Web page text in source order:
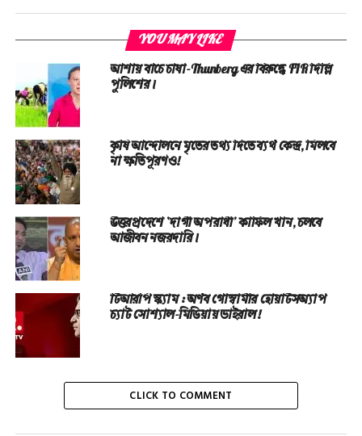
YOU MAY LIKE
আশায় বাঁচে চাষা-Thunberg এর বিরুদ্ধে FIR দিল্লি
পুলিশের।
কৃষি আন্দোলনে মৃতের তথ‌্য দিতে ব্যর্থ কেন্দ্র, মিলবে
না ক্ষতিপূরণও!
উত্তরপ্রদেশে ‘দাগী অপরাধী’ কাফিল খান, চলবে
আজীবন নজরদারি।
টিআরপি স্ক্যাম : অর্ণব গোস্বামীর হোয়াটসঅ্যাপ
চ্যাট সোশ্যাল-মিডিয়ায় ভাইরাল!
CLICK TO COMMENT